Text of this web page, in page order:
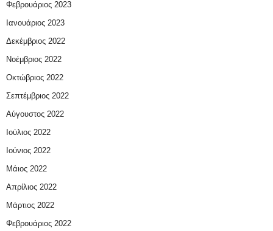
Φεβρουάριος 2023
Ιανουάριος 2023
Δεκέμβριος 2022
Νοέμβριος 2022
Οκτώβριος 2022
Σεπτέμβριος 2022
Αύγουστος 2022
Ιούλιος 2022
Ιούνιος 2022
Μάιος 2022
Απρίλιος 2022
Μάρτιος 2022
Φεβρουάριος 2022